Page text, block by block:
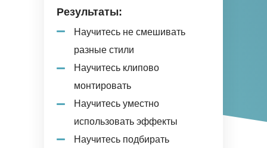
Результаты:
Научитесь не смешивать
разные стили
Научитесь клипово
монтировать
Научитесь уместно
использовать эффекты
Научитесь подбирать